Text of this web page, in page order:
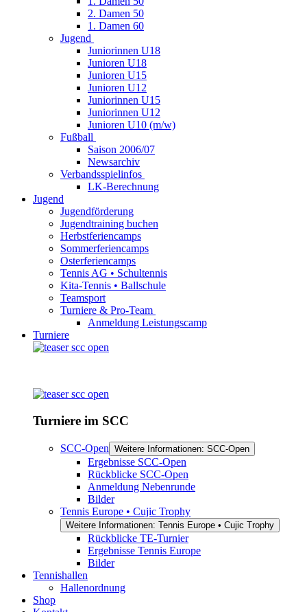
2. Damen 50
1. Damen 60
Jugend
Juniorinnen U18
Junioren U18
Junioren U15
Junioren U12
Juniorinnen U15
Juniorinnen U12
Junioren U10 (m/w)
Fußball
Saison 2006/07
Newsarchiv
Verbandsspielinfos
LK-Berechnung
Jugend
Jugendförderung
Jugendtraining buchen
Herbstferiencamps
Sommerferiencamps
Osterferiencamps
Tennis AG • Schultennis
Kita-Tennis • Ballschule
Teamsport
Turniere & Pro-Team
Anmeldung Leistungscamp
Turniere
Turniere im SCC
SCC-Open Weitere Informationen: SCC-Open
Ergebnisse SCC-Open
Rückblicke SCC-Open
Anmeldung Nebenrunde
Bilder
Tennis Europe • Cujic Trophy
Weitere Informationen: Tennis Europe • Cujic Trophy
Rückblicke TE-Turnier
Ergebnisse Tennis Europe
Bilder
Tennishallen
Hallenordnung
Shop